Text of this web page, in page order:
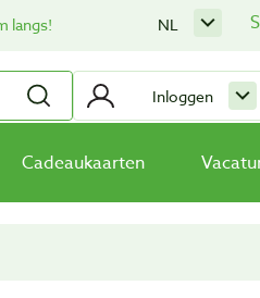
langs! NL
Inloggen
Cadeaukaarten